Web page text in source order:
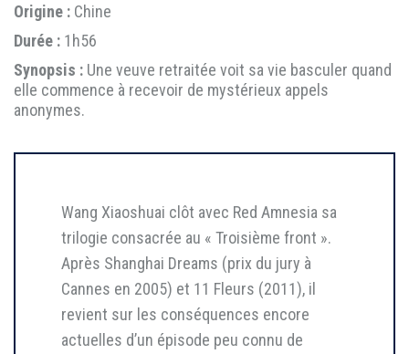
Origine : Chine
Durée : 1h56
Synopsis : Une veuve retraitée voit sa vie basculer quand
elle commence à recevoir de mystérieux appels
anonymes.
Wang Xiaoshuai clôt avec Red Amnesia sa
trilogie consacrée au « Troisième front ».
Après Shanghai Dreams (prix du jury à
Cannes en 2005) et 11 Fleurs (2011), il
revient sur les conséquences encore
actuelles d’un épisode peu connu de